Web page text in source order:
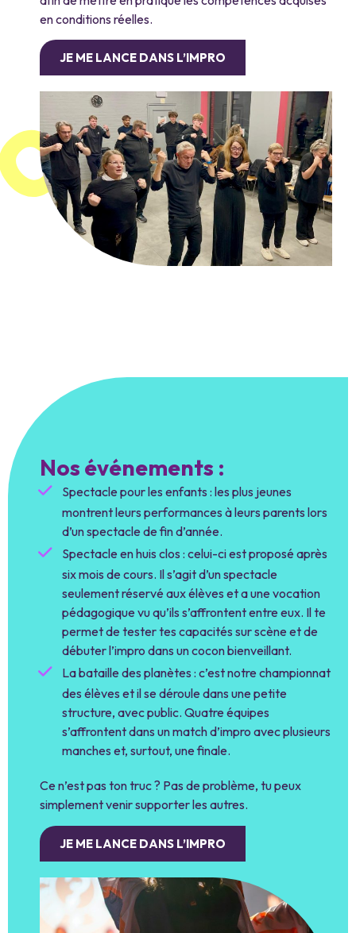
en conditions réelles.
JE ME LANCE DANS L’IMPRO
Nos événements :
Spectacle pour les enfants : les plus jeunes
montrent leurs performances à leurs parents lors
d’un spectacle de fin d’année.
Spectacle en huis clos : celui-ci est proposé après
six mois de cours. Il s’agit d’un spectacle
seulement réservé aux élèves et a une vocation
pédagogique vu qu’ils s’affrontent entre eux. Il te
permet de tester tes capacités sur scène et de
débuter l’impro dans un cocon bienveillant.
La bataille des planètes : c’est notre championnat
des élèves et il se déroule dans une petite
structure, avec public. Quatre équipes
s’affrontent dans un match d’impro avec plusieurs
manches et, surtout, une finale.
Ce n’est pas ton truc ? Pas de problème, tu peux
simplement venir supporter les autres.
JE ME LANCE DANS L’IMPRO